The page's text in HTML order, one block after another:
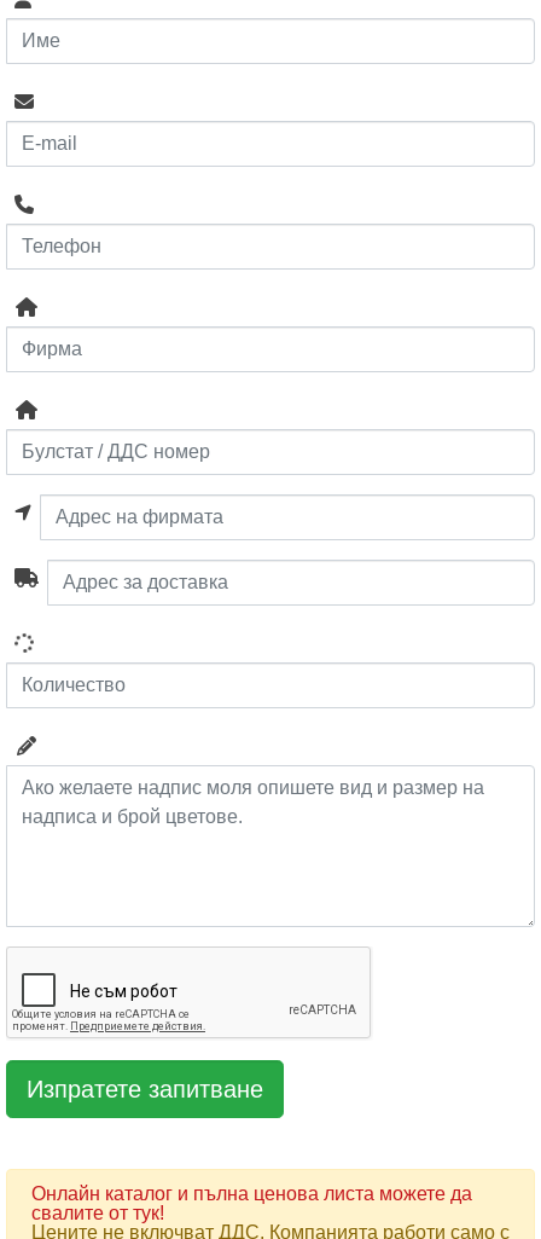
Онлайн каталог и пълна ценова листа можете да
свалите от тук!
Цените не включват ДДС. Компанията работи само с